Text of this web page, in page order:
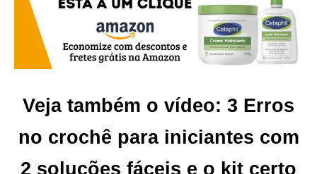
Veja também o vídeo: 3 Erros
no crochê para iniciantes com
2 soluções fáceis e o kit certo